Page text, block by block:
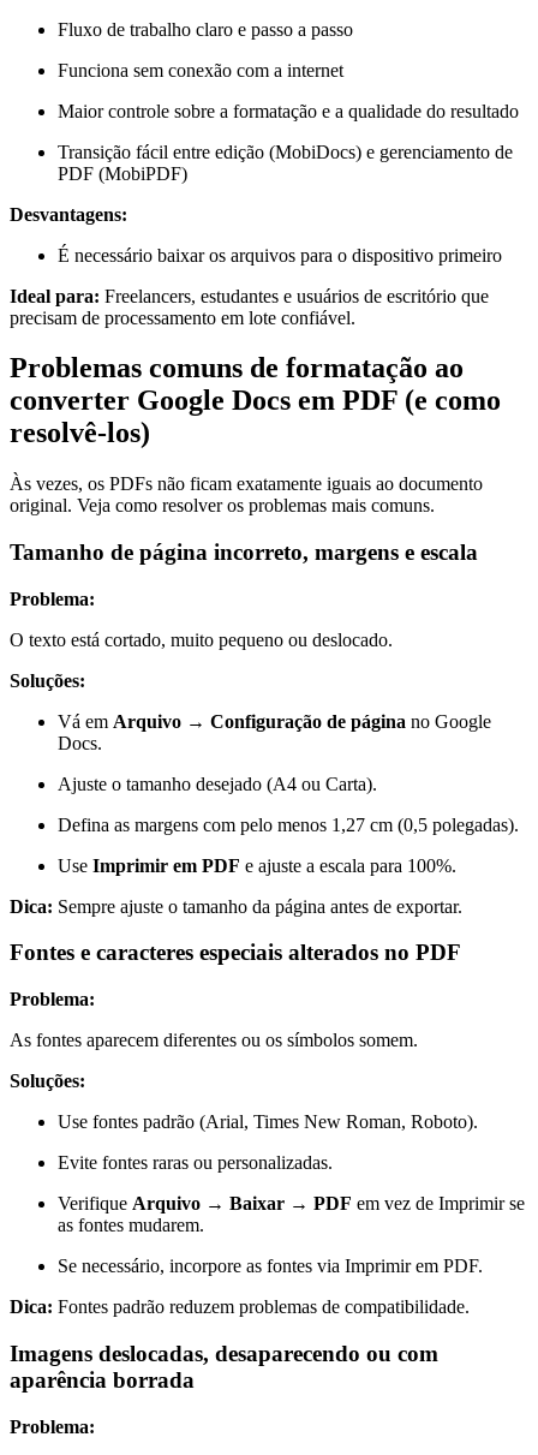
Fluxo de trabalho claro e passo a passo
Funciona sem conexão com a internet
Maior controle sobre a formatação e a qualidade do resultado
Transição fácil entre edição (MobiDocs) e gerenciamento de
PDF (MobiPDF)
Desvantagens:
É necessário baixar os arquivos para o dispositivo primeiro
Ideal para: Freelancers, estudantes e usuários de escritório que
precisam de processamento em lote confiável.
Problemas comuns de formatação ao
converter Google Docs em PDF (e como
resolvê-los)
Às vezes, os PDFs não ficam exatamente iguais ao documento
original. Veja como resolver os problemas mais comuns.
Tamanho de página incorreto, margens e escala
Problema:
O texto está cortado, muito pequeno ou deslocado.
Soluções:
Vá em Arquivo → Configuração de página no Google
Docs.
Ajuste o tamanho desejado (A4 ou Carta).
Defina as margens com pelo menos 1,27 cm (0,5 polegadas).
Use Imprimir em PDF e ajuste a escala para 100%.
Dica: Sempre ajuste o tamanho da página antes de exportar.
Fontes e caracteres especiais alterados no PDF
Problema:
As fontes aparecem diferentes ou os símbolos somem.
Soluções:
Use fontes padrão (Arial, Times New Roman, Roboto).
Evite fontes raras ou personalizadas.
Verifique Arquivo → Baixar → PDF em vez de Imprimir se
as fontes mudarem.
Se necessário, incorpore as fontes via Imprimir em PDF.
Dica: Fontes padrão reduzem problemas de compatibilidade.
Imagens deslocadas, desaparecendo ou com
aparência borrada
Problema: